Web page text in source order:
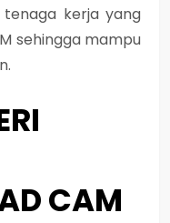
tenaga kerja yang
sehingga mampu
CAM